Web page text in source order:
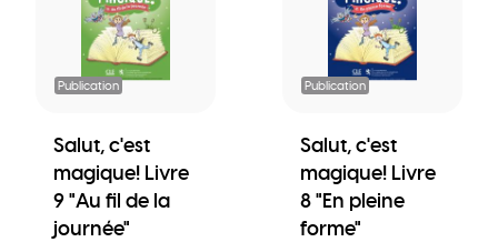
Publication
Salut, c'est
magique! Livre
9 "Au fil de la
journée"
Publication
Salut, c'est
magique! Livre
8 "En pleine
forme"